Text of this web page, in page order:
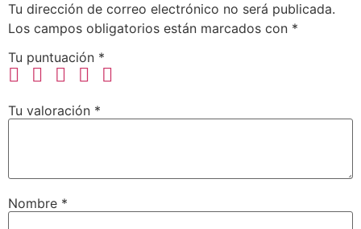
Tu dirección de correo electrónico no será publicada.
Los campos obligatorios están marcados con *
Tu puntuación *
Tu valoración *
Nombre *